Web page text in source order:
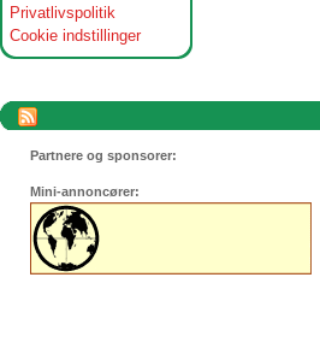
Privatlivspolitik
Cookie indstillinger
Partnere og sponsorer:
Mini-annoncører: